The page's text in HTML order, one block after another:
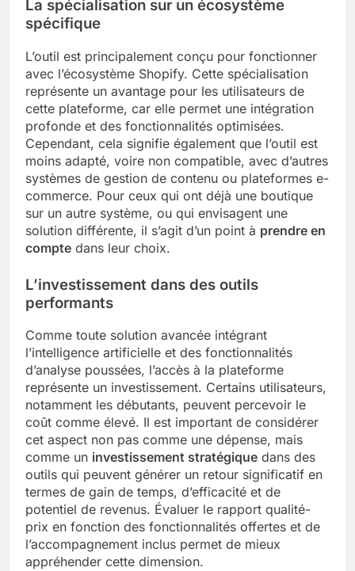
La spécialisation sur un écosystème
spécifique
L’outil est principalement conçu pour fonctionner
avec l’écosystème Shopify. Cette spécialisation
représente un avantage pour les utilisateurs de
cette plateforme, car elle permet une intégration
profonde et des fonctionnalités optimisées.
Cependant, cela signifie également que l’outil est
moins adapté, voire non compatible, avec d’autres
systèmes de gestion de contenu ou plateformes e-
commerce. Pour ceux qui ont déjà une boutique
sur un autre système, ou qui envisagent une
solution différente, il s’agit d’un point à prendre en
compte dans leur choix.
L’investissement dans des outils
performants
Comme toute solution avancée intégrant
l’intelligence artificielle et des fonctionnalités
d’analyse poussées, l’accès à la plateforme
représente un investissement. Certains utilisateurs,
notamment les débutants, peuvent percevoir le
coût comme élevé. Il est important de considérer
cet aspect non pas comme une dépense, mais
comme un investissement stratégique dans des
outils qui peuvent générer un retour significatif en
termes de gain de temps, d’efficacité et de
potentiel de revenus. Évaluer le rapport qualité-
prix en fonction des fonctionnalités offertes et de
l’accompagnement inclus permet de mieux
appréhender cette dimension.